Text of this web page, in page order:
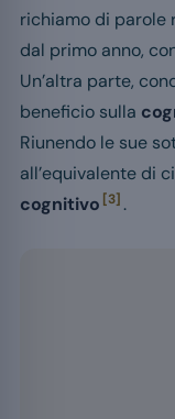
richiamo di parole
dal primo anno,
Un’altra parte,
beneficio sulla
Riunendo le sue
all’equivalente di
cognitivo [3] .